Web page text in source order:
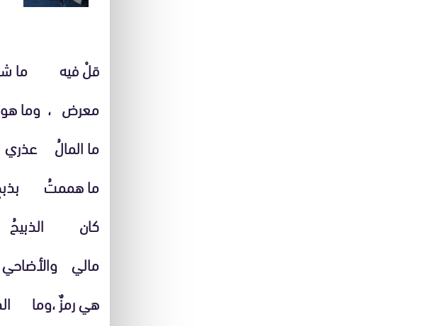
قلْ فيه ما
معرض ،
ما المالُ
ما هممتُ
كان
مالي
هي رمزٌ ،وما